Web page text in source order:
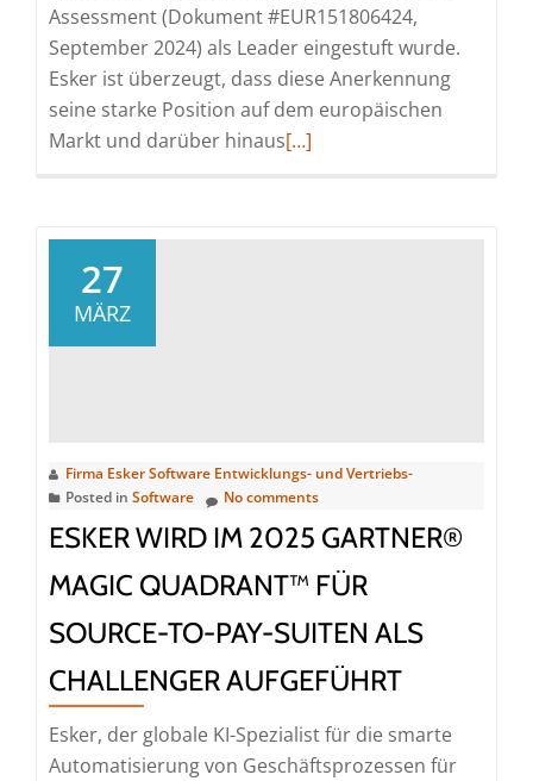
Assessment (Dokument #EUR151806424,
September 2024) als Leader eingestuft wurde.
Esker ist überzeugt, dass diese Anerkennung
seine starke Position auf dem europäischen
Markt und darüber hinausRead
e-
Invoicing
2024
Vendor
Assessment
als
Leader
aufgeführt
[…]
27
MÄRZ
Firma Esker Software Entwicklungs- und Vertriebs-
Posted in Software No comments
ESKER WIRD IM 2025 GARTNER®
MAGIC QUADRANT™ FÜR
SOURCE-TO-PAY-SUITEN ALS
CHALLENGER AUFGEFÜHRT
Esker, der globale KI-Spezialist für die smarte
Automatisierung von Geschäftsprozessen für